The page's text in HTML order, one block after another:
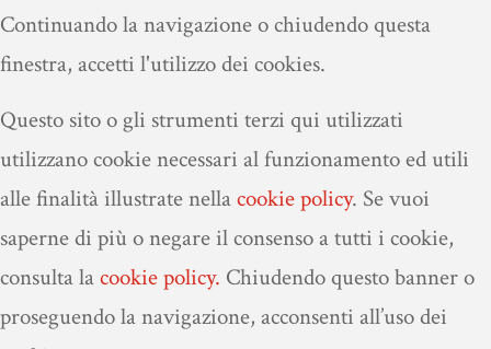
Continuando la navigazione o chiudendo questa
finestra, accetti l'utilizzo dei cookies.
Questo sito o gli strumenti terzi qui utilizzati
utilizzano cookie necessari al funzionamento ed utili
alle finalità illustrate nellacookie policy. Se vuoi
saperne di più o negare il consenso a tutti i cookie,
consulta lacookie policy. Chiudendo questo banner o
proseguendo la navigazione, acconsenti all’uso dei